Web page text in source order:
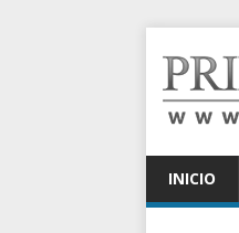
INICIO